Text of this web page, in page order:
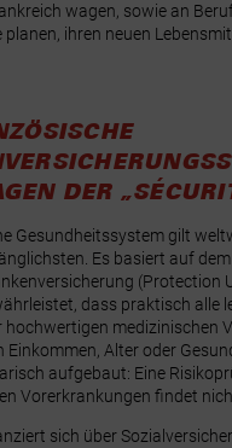
wagen, sowie an
planen, ihren neuen
DER
Gesundheitssystem gilt
Es basiert auf
(Protection
dass praktisch alle
hochwertigen medizinischen
Einkommen, Alter oder
aufgebaut: Eine
Vorerkrankungen findet
sich über